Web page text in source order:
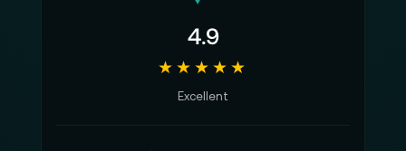
4.9
★★★★★
Excellent